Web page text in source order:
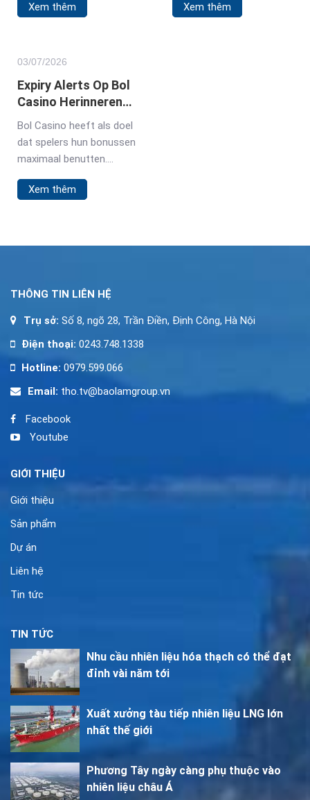
creates its own space.
you into a world of
your choices feel
connected
Xem thêm
herunter, und man ist auf
Xem thêm
03/07/2026
Expiry Alerts Op Bol
Casino Herinneren
Inwoners van
Nederland Aan
Bonusdeadlines
Bol Casino heeft als doel
dat spelers hun bonussen
maximaal benutten.
systeem met expiry
Xem thêm
THÔNG TIN LIÊN HỆ
Trụ sở: Số 8, ngõ 28, Trần Điền, Định Công, Hà Nội
Điện thoại: 0243.748.1338
Hotline: 0979.599.066
Email: tho.tv@baolamgroup.vn
Facebook
Youtube
GIỚI THIỆU
Giới thiệu
Sản phẩm
Dự án
Liên hệ
Tin tức
TIN TỨC
Nhu cầu nhiên liệu hóa thạch có thể đạt
đỉnh vài năm tới
Xuất xưởng tàu tiếp nhiên liệu LNG lớn
nhất thế giới
Phương Tây ngày càng phụ thuộc vào
nhiên liệu châu Á